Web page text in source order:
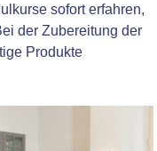
sofort erfahren,
der Zubereitung der
Produkte